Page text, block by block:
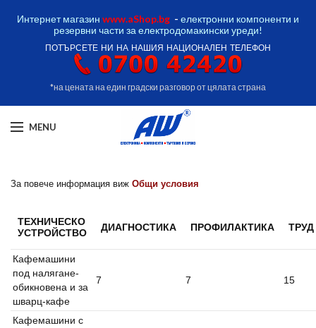
Интернет магазин www.aShop.bg - електронни компоненти и
резервни части за електродомакински уреди!
ПОТЪРСЕТЕ НИ НА НАШИЯ НАЦИОНАЛЕН ТЕЛЕФОН
*на цената на един градски разговор от цялата страна
MENU
За повече информация виж Общи условия
ТЕХНИЧЕСКО
УСТРОЙСТВО
ДИАГНОСТИКА ПРОФИЛАКТИКА ТРУД
Кафемашини
под налягане-
обикновена и за
шварц-кафе
7 7 15
Кафемашини с